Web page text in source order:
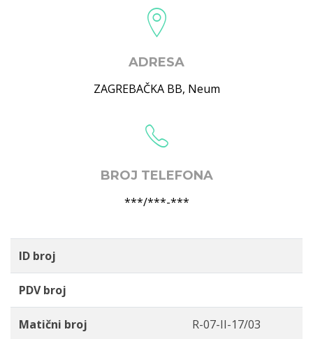
ADRESA
ZAGREBAČKA BB, Neum
BROJ TELEFONA
***/***-***
ID broj
PDV broj
Matični broj R-07-II-17/03